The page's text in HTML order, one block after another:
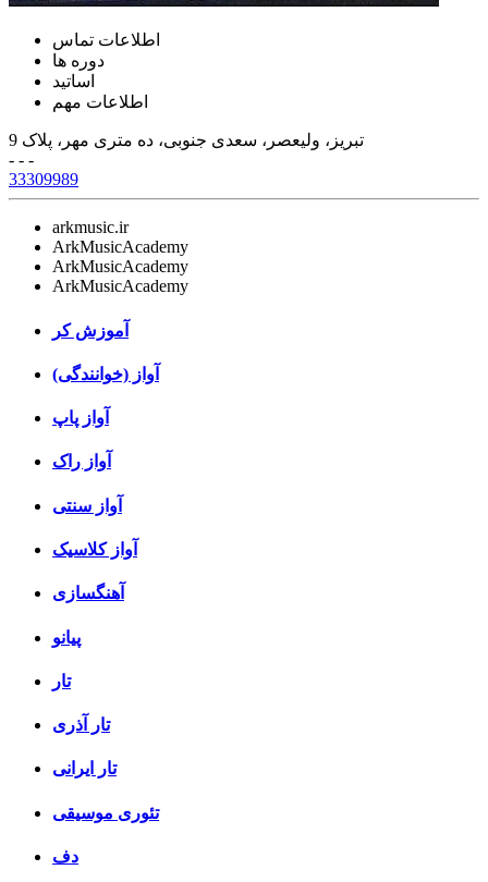
اطلاعات تماس
دوره ها
اساتید
اطلاعات مهم
تبریز، ولیعصر، سعدی جنوبی، ده متری مهر، پلاک 9
- - -
33309989
arkmusic.ir
ArkMusicAcademy
ArkMusicAcademy
ArkMusicAcademy
آموزش کر
آواز (خوانندگی)
آواز پاپ
آواز راک
آواز سنتی
آواز کلاسیک
آهنگسازی
پیانو
تار
تار آذری
تار ایرانی
تئوری موسیقی
دف